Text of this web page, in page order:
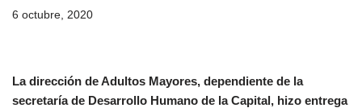
6 octubre, 2020
La dirección de Adultos Mayores, dependiente de la
secretaría de Desarrollo Humano de la Capital, hizo entrega